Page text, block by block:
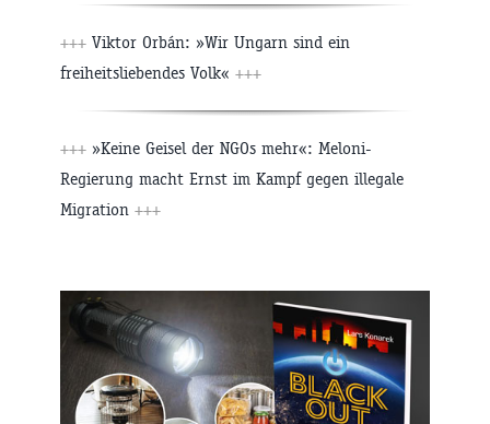
+++ Viktor Orbán: »Wir Ungarn sind ein
freiheitsliebendes Volk« +++
+++ »Keine Geisel der NGOs mehr«: Meloni-
Regierung macht Ernst im Kampf gegen illegale
Migration +++